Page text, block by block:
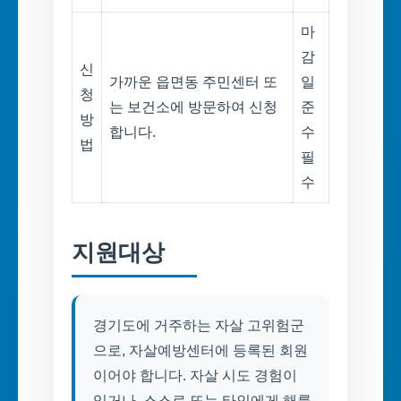
신
청
방
법
가까운 읍면동 주민센터 또
는 보건소에 방문하여 신청
합니다.
마
감
일
준
수
필
수
지원대상
경기도에 거주하는 자살 고위험군
으로, 자살예방센터에 등록된 회원
이어야 합니다. 자살 시도 경험이